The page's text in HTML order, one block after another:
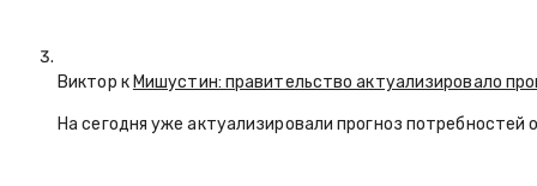
Виктор кМишустин: правительство актуализировало
На сегодня уже актуализировали прогноз